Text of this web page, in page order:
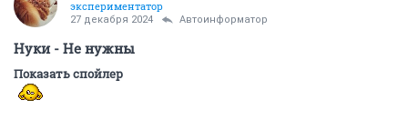
экспериментатор
27 декабря 2024 Автоинформатор
Нуки - Не нужны
Показать спойлер